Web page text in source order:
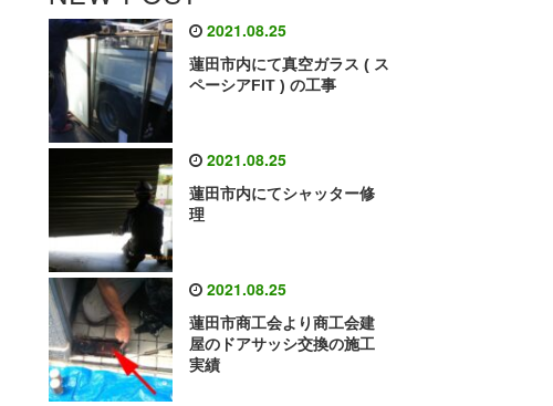
2021.08.25
蓮田市内にて真空ガラス ( ス
ペーシアFIT ) の工事
2021.08.25
蓮田市内にてシャッター修
理
2021.08.25
蓮田市商工会より商工会建
屋のドアサッシ交換の施工
実績